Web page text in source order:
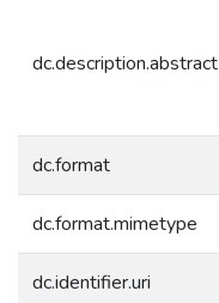
dc.description.abstract
dc.format
dc.format.mimetype
dc.identifier.uri